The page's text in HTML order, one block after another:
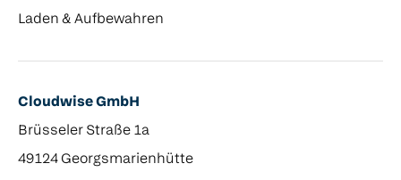
Laden & Aufbewahren
Cloudwise GmbH
Brüsseler Straße 1a
49124 Georgsmarienhütte